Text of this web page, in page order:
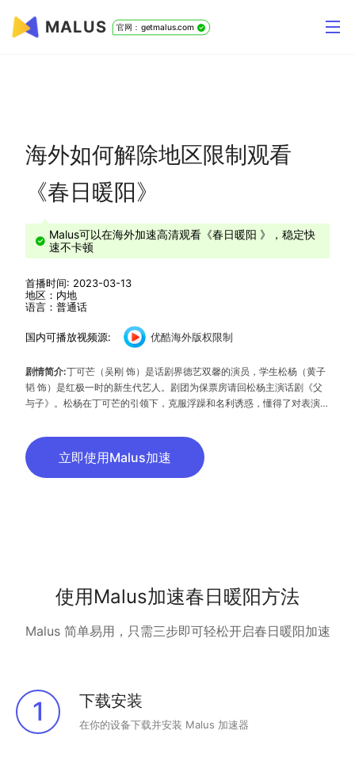
MALUS 官网：getmalus.com
海外如何解除地区限制观看
《春日暖阳》
Malus可以在海外加速高清观看《春日暖阳 》，稳定快
速不卡顿
首播时间: 2023-03-13
地区：内地
语言：普通话
国内可播放视频源: 优酷海外版权限制
剧情简介:丁可芒（吴刚 饰）是话剧界德艺双馨的演员，学生松杨（黄子
韬 饰）是红极一时的新生代艺人。剧团为保票房请回松杨主演话剧《父
与子》。松杨在丁可芒的引领下，克服浮躁和名利诱惑，懂得了对表演艺
艺人历练成长为一名有演技有实力、为人民服务的文艺工作者。两代演员
在经历了事业危机、情感淬炼，最终实现了人生蜕变。
立即使用Malus加速
使用Malus加速春日暖阳方法
Malus 简单易用，只需三步即可轻松开启春日暖阳加速
1 下载安装
在你的设备下载并安装 Malus 加速器